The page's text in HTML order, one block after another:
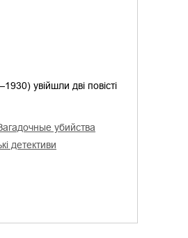
увійшли дві повісті
загадочные убийства
детективи